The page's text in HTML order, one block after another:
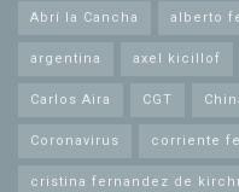
Abrí la Cancha alberto
argentina axel kicillof
Carlos Aira CGT
Coronavirus corriente
cristina fernandez de